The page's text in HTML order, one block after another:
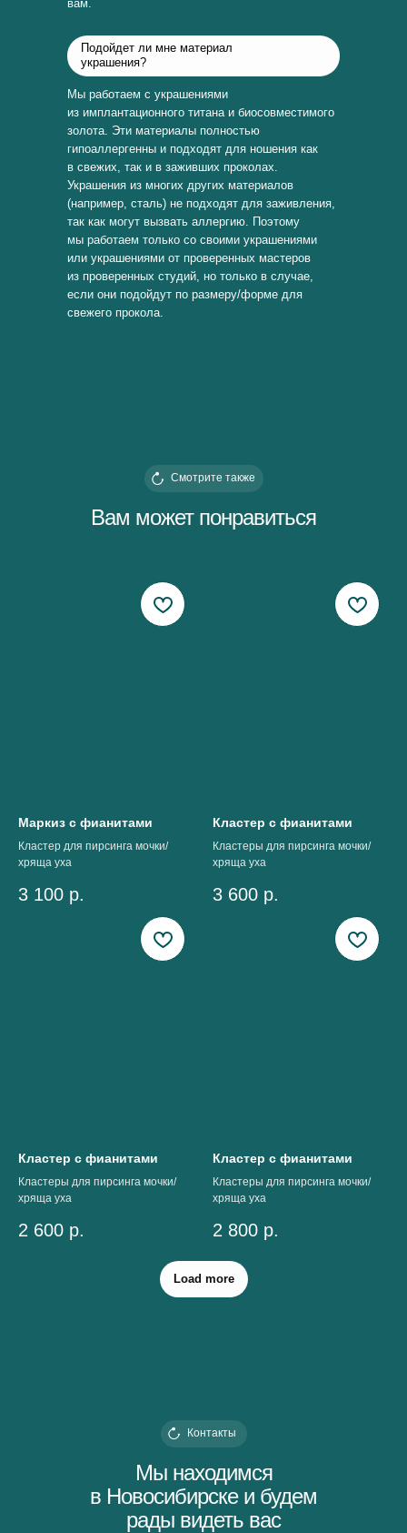
вам.
Подойдет ли мне материал
украшения?
Мы работаем с украшениями
из имплантационного титана и биосовместимого
золота. Эти материалы полностью
гипоаллергенны и подходят для ношения как
в свежих, так и в заживших проколах.
Украшения из многих других материалов
(например, сталь) не подходят для заживления,
так как могут вызвать аллергию. Поэтому
мы работаем только со своими украшениями
или украшениями от проверенных мастеров
из проверенных студий, но только в случае,
если они подойдут по размеру/форме для
свежего прокола.
Вам может понравиться
Смотрите также
Маркиз с фианитами
Кластер для пирсинга мочки/
хряща уха
3 100 р.
Кластер с фианитами
Кластеры для пирсинга мочки/
хряща уха
3 600 р.
Кластер с фианитами
Кластеры для пирсинга мочки/
хряща уха
2 600 р.
Кластер с фианитами
Кластеры для пирсинга мочки/
хряща уха
2 800 р.
Load more
Мы находимся
в Новосибирске и будем
рады видеть вас
Контакты